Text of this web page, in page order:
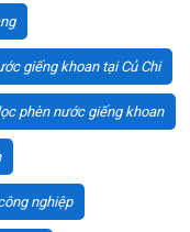
giếng khoan tại Củ Chi
phèn nước giếng khoan
nghiệp